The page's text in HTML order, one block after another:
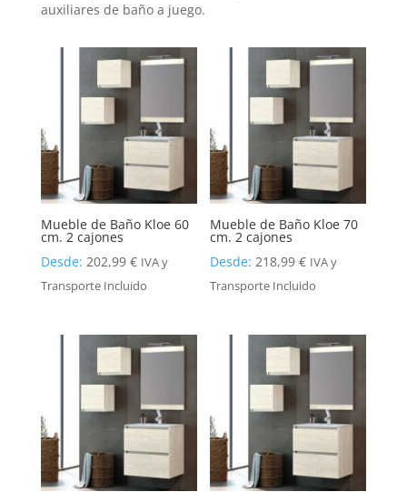
auxiliares de baño a juego.
Mueble de Baño Kloe 60
cm. 2 cajones
Desde: 202,99 € IVA y
Transporte Incluido
Mueble de Baño Kloe 70
cm. 2 cajones
Desde:218,99€ IVA y
Transporte Incluido